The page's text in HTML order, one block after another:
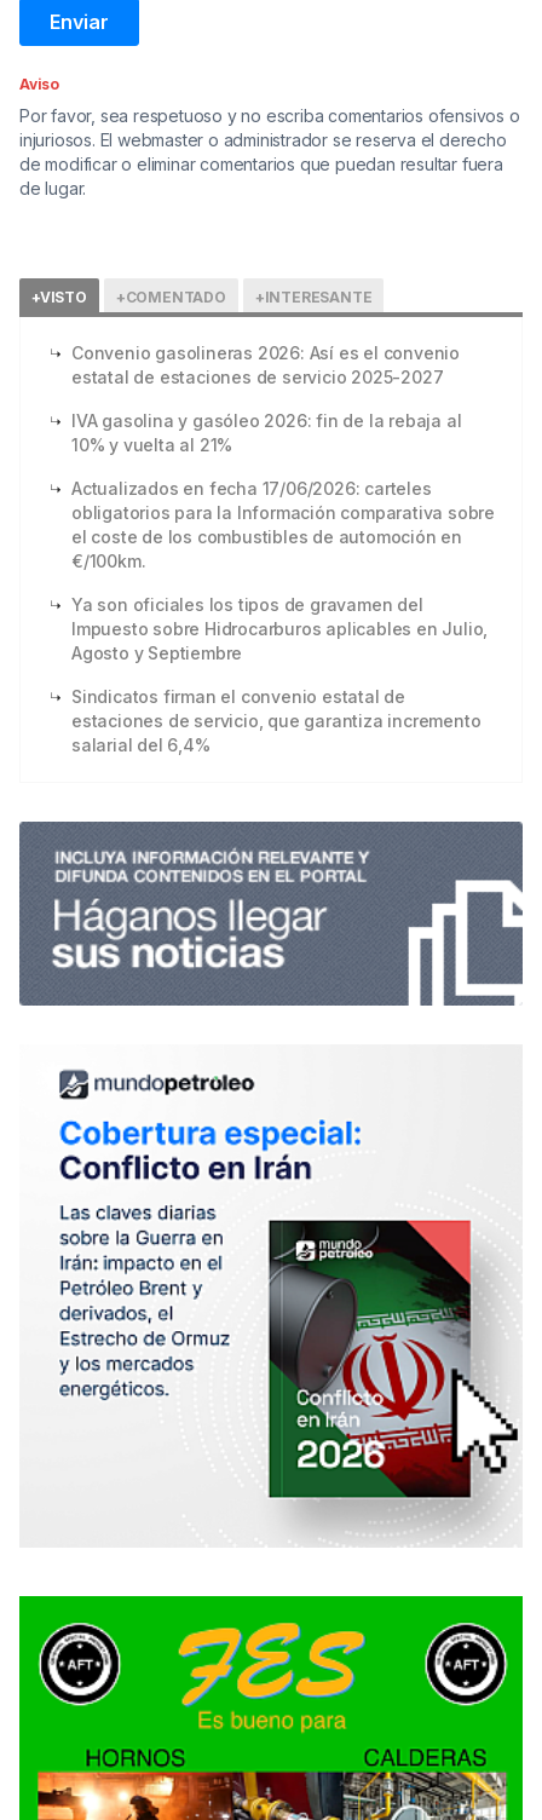
Aviso
Por favor, sea respetuoso y no escriba comentarios ofensivos o
injuriosos. El webmaster o administrador se reserva el derecho
de modificar o eliminar comentarios que puedan resultar fuera
de lugar.
+VISTO +COMENTADO +INTERESANTE
Convenio gasolineras 2026: Así es el convenio
estatal de estaciones de servicio 2025-2027
IVA gasolina y gasóleo 2026: fin de la rebaja al
10% y vuelta al 21%
Actualizados en fecha 17/06/2026: carteles
obligatorios para la Información comparativa sobre
el coste de los combustibles de automoción en
€/100km.
Ya son oficiales los tipos de gravamen del
Impuesto sobre Hidrocarburos aplicables en Julio,
Agosto y Septiembre
Sindicatos firman el convenio estatal de
estaciones de servicio, que garantiza incremento
salarial del 6,4%